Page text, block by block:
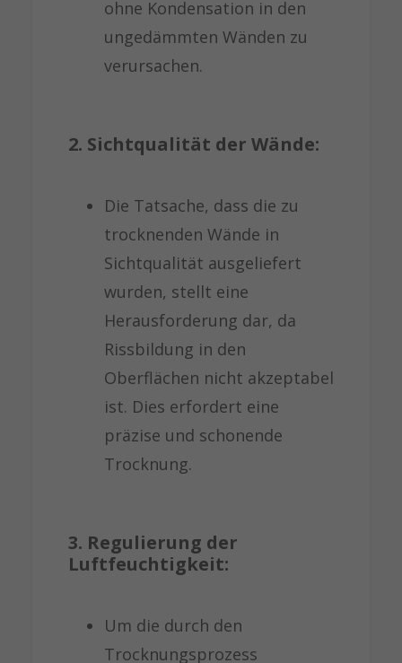
ohne Kondensation in den
ungedämmten Wänden zu
verursachen.
2. Sichtqualität der Wände:
Die Tatsache, dass die zu
trocknenden Wände in
Sichtqualität ausgeliefert
wurden, stellt eine
Herausforderung dar, da
Rissbildung in den
Oberflächen nicht akzeptabel
ist. Dies erfordert eine
präzise und schonende
Trocknung.
3. Regulierung der
Luftfeuchtigkeit:
Um die durch den
Trocknungsprozess